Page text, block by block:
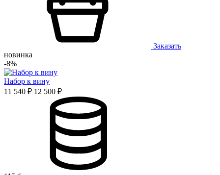
Заказать
новинка
-8%
Набор к вину
11 540 ₽ 12 500 ₽